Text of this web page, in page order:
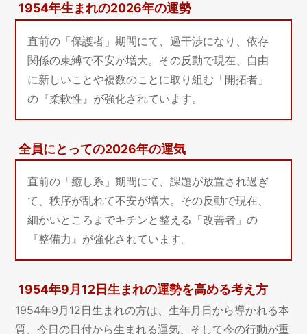
1954年生まれの2026年の運勢
直前の「保護者」期間にて、過干渉になり、依存
関係の束縛で不安が増大。その反動で現在、自由
に新しいことや複数のことに取り組む「開拓者」
の『柔軟性』が強化されています。
全員にとっての2026年の運気
直前の「癒し系」期間にて、課題が放置され過ぎ
て、秩序が乱れて不安が増大。その反動で現在、
細かいところまでキチンと整える「改善者」の
『整備力』が強化されています。
1954年9月12日生まれの運勢を高める考え方
1954年9月12日生まれの方は、生年月日から導かれる本
質、今日の日付から生まれる運気、そして今の行動が重